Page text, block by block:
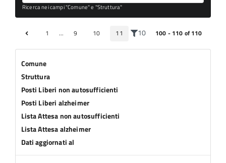
Ricerca nei campi "Comune" e "Struttura"
1 ... 9 10 11 10 100 - 110 of 110
Comune
Struttura
Posti Liberi non autosufficienti
Posti Liberi alzheimer
Lista Attesa non autosufficienti
Lista Attesa alzheimer
Dati aggiornati al